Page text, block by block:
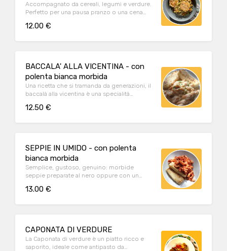
Accompagnato da cereali, legumi e verdure.
Perfetto per una pausa pranzo o una cena
12.00 €
BACCALA' ALLA VICENTINA - con
polenta bianca morbida
Una ricetta che si tramanda da generazioni, il
baccalà alla vicentina è una specialità
12.50 €
SEPPIE IN UMIDO - con polenta
bianca morbida
Semplice, gustoso, genuino: morbide
seppie preparate al nero oppure con un
13.00 €
CAPONATA DI VERDURE
La Caponata di verdure è un piatto ricco e
saporito, ideale come antipasto da